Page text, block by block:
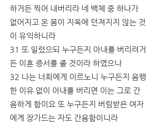
하거든 찍어 내버리라 네 백체 중 하나가
없어지고 온 몸이 지옥에 던져지지 않는 것
이 유익하니라
31 또 일렀으되 누구든지 아내를 버리려거
든 이혼 증서를 줄 것이라 하였으나
32 나는 너희에게 이르노니 누구든지 음행
한 이유 없이 아내를 버리면 이는 그로 간
음하게 함이요 또 누구든지 버림받은 여자
에게 장가드는 자도 간음함이니라